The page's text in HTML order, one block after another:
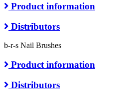
Product information
Distributors
b-r-s Nail Brushes
Product information
Distributors